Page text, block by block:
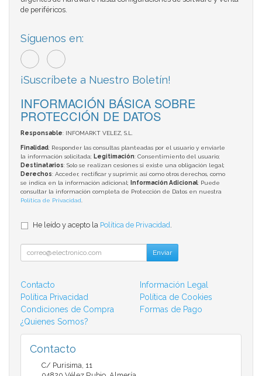
de periféricos.
Síguenos en:
¡Suscríbete a Nuestro Boletín!
INFORMACIÓN BÁSICA SOBRE
PROTECCIÓN DE DATOS
Responsable: INFOMARKT VELEZ, S.L.
Finalidad: Responder las consultas planteadas por el usuario y enviarle
la información solicitada; Legitimación: Consentimiento del usuario;
Destinatarios: Solo se realizan cesiones si existe una obligación legal;
Derechos: Acceder, rectificar y suprimir, así como otros derechos, como
se indica en la información adicional;
Información Adicional: Puede
consultar la información completa de Protección de Datos en nuestra
Política de Privacidad
He leído y acepto la Política de Privacidad
Enviar
Contacto
Información Legal
Política Privacidad
Política de Cookies
Condiciones de Compra
Formas de Pago
¿Quienes Somos?
Contacto
C/ Purisima, 11